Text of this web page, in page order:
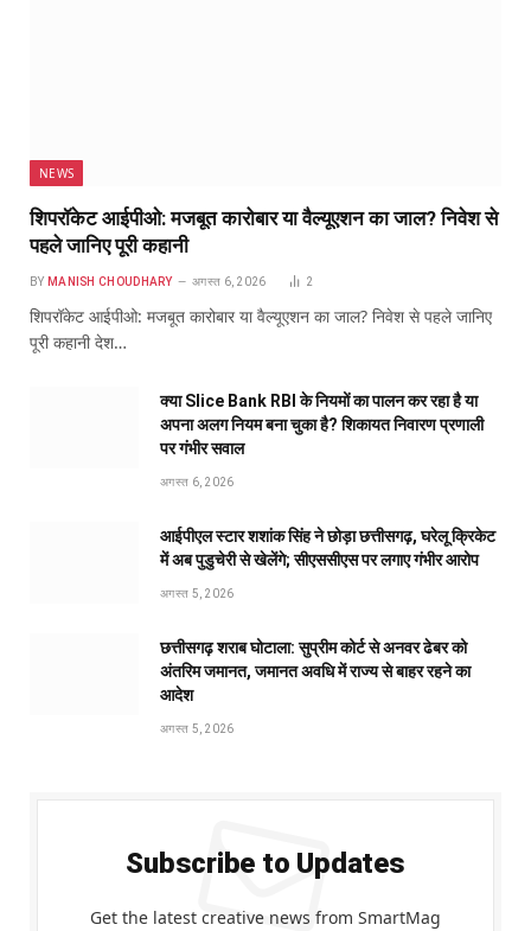
NEWS
शिपरॉकेट आईपीओ: मजबूत कारोबार या वैल्यूएशन का जाल? निवेश से
पहले जानिए पूरी कहानी
BY MANISH CHOUDHARY अगस्त 6, 2026 2
शिपरॉकेट आईपीओ: मजबूत कारोबार या वैल्यूएशन का जाल? निवेश से पहले जानिए
पूरी कहानी देश…
क्या Slice Bank RBI के नियमों का पालन कर रहा है या
अपना अलग नियम बना चुका है? शिकायत निवारण प्रणाली
पर गंभीर सवाल
अगस्त 6, 2026
आईपीएल स्टार शशांक सिंह ने छोड़ा छत्तीसगढ़, घरेलू क्रिकेट
में अब पुडुचेरी से खेलेंगे; सीएससीएस पर लगाए गंभीर आरोप
अगस्त 5, 2026
छत्तीसगढ़ शराब घोटाला: सुप्रीम कोर्ट से अनवर ढेबर को
अंतरिम जमानत, जमानत अवधि में राज्य से बाहर रहने का
आदेश
अगस्त 5, 2026
Subscribe to Updates
Get the latest creative news from SmartMag